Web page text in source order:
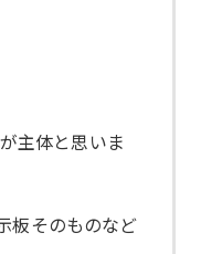
主体と思いま
板そのものなど